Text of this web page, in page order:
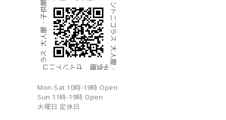
Mon-Sat 10時-19時 Open
Sun 11時-19時 Open
火曜日 定休日